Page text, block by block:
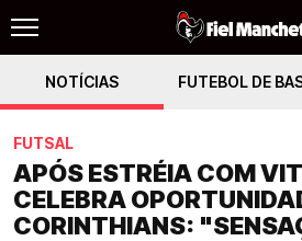
NOTÍCIAS FUTEBOL DE
FUTSAL
APÓS ESTRÉIA COM
CELEBRA
CORINTHIANS: